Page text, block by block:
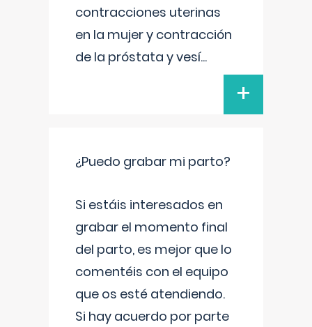
contracciones uterinas
en la mujer y contracción
de la próstata y vesí...
+
¿Puedo grabar mi parto?
Si estáis interesados en
grabar el momento final
del parto, es mejor que lo
comentéis con el equipo
que os esté atendiendo.
Si hay acuerdo por parte